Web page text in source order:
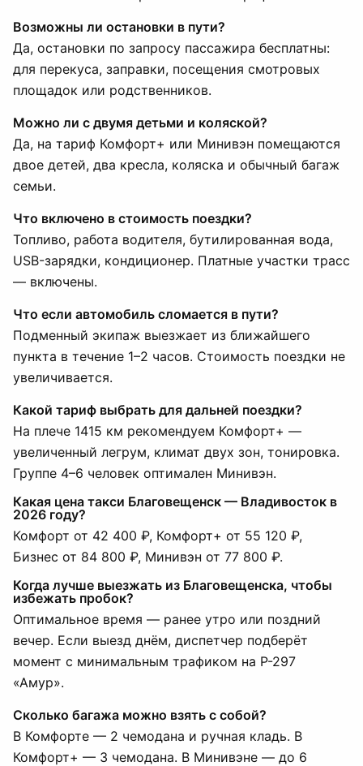
Возможны ли остановки в пути?
Да, остановки по запросу пассажира бесплатны:
для перекуса, заправки, посещения смотровых
площадок или родственников.
Можно ли с двумя детьми и коляской?
Да, на тариф Комфорт+ или Минивэн помещаются
двое детей, два кресла, коляска и обычный багаж
семьи.
Что включено в стоимость поездки?
Топливо, работа водителя, бутилированная вода,
USB-зарядки, кондиционер. Платные участки трасс
— включены.
Что если автомобиль сломается в пути?
Подменный экипаж выезжает из ближайшего
пункта в течение 1–2 часов. Стоимость поездки не
увеличивается.
Какой тариф выбрать для дальней поездки?
На плече 1415 км рекомендуем Комфорт+ —
увеличенный легрум, климат двух зон, тонировка.
Группе 4–6 человек оптимален Минивэн.
Какая цена такси Благовещенск — Владивосток в
2026 году?
Комфорт от 42 400 ₽, Комфорт+ от 55 120 ₽,
Бизнес от 84 800 ₽, Минивэн от 77 800 ₽.
Когда лучше выезжать из Благовещенска, чтобы
избежать пробок?
Оптимальное время — ранее утро или поздний
вечер. Если выезд днём, диспетчер подберёт
момент с минимальным трафиком на Р-297
«Амур».
Сколько багажа можно взять с собой?
В Комфорте — 2 чемодана и ручная кладь. В
Комфорт+ — 3 чемодана. В Минивэне — до 6